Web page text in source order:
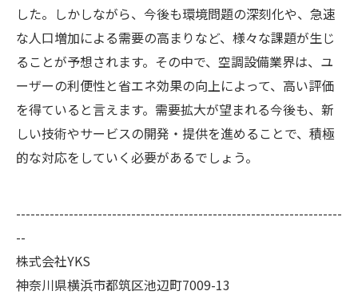
した。しかしながら、今後も環境問題の深刻化や、急速
な人口増加による需要の高まりなど、様々な課題が生じ
ることが予想されます。その中で、空調設備業界は、ユ
ーザーの利便性と省エネ効果の向上によって、高い評価
を得ていると言えます。需要拡大が望まれる今後も、新
しい技術やサービスの開発・提供を進めることで、積極
的な対応をしていく必要があるでしょう。
--------------------------------------------------------------------
--
株式会社YKS
神奈川県横浜市都筑区池辺町7009-13